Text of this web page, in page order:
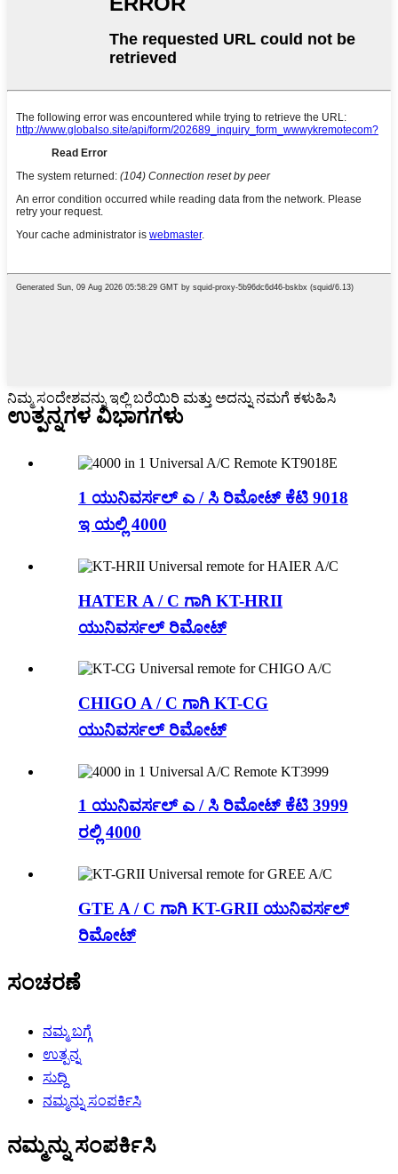
ನಿಮ್ಮ ಸಂದೇಶವನ್ನು ಇಲ್ಲಿ ಬರೆಯಿರಿ ಮತ್ತು ಅದನ್ನು ನಮಗೆ ಕಳುಹಿಸಿ
ಉತ್ಪನ್ನಗಳ ವಿಭಾಗಗಳು
1 ಯುನಿವರ್ಸಲ್ ಎ / ಸಿ ರಿಮೋಟ್ ಕೆಟಿ 9018
ಇ ಯಲ್ಲಿ 4000
HATER A / C ಗಾಗಿ KT-HRII
ಯುನಿವರ್ಸಲ್ ರಿಮೋಟ್
CHIGO A / C ಗಾಗಿ KT-CG
ಯುನಿವರ್ಸಲ್ ರಿಮೋಟ್
1 ಯುನಿವರ್ಸಲ್ ಎ / ಸಿ ರಿಮೋಟ್ ಕೆಟಿ 3999
ರಲ್ಲಿ 4000
GTE A / C ಗಾಗಿ KT-GRII ಯುನಿವರ್ಸಲ್
ರಿಮೋಟ್
ಸಂಚರಣೆ
ನಮ್ಮ ಬಗ್ಗೆ
ಉತ್ಪನ್ನ
ಸುದ್ದಿ
ನಮ್ಮನ್ನು ಸಂಪರ್ಕಿಸಿ
ನಮ್ಮನ್ನು ಸಂಪರ್ಕಿಸಿ